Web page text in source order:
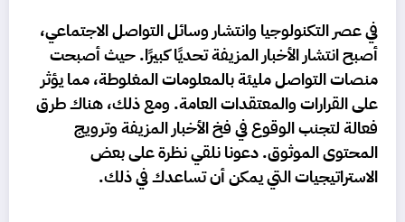
في عصر التكنولوجيا وانتشار وسائل التواصل الاجتماعي،
أصبح انتشار الأخبار المزيفةتحديًا كبيرًا. حيث أصبحت
منصات التواصل مليئة بالمعلومات المغلوطة، مما يؤثر
على القرارات والمعتقدات العامة. ومع ذلك، هناك طرق
فعالة لتجنب الوقوع في فخ الأخبار المزيفة وترويج
المحتوى الموثوق. دعونا نلقي نظرة على بعض
الاستراتيجيات التي يمكن أن تساعدك في ذلك.